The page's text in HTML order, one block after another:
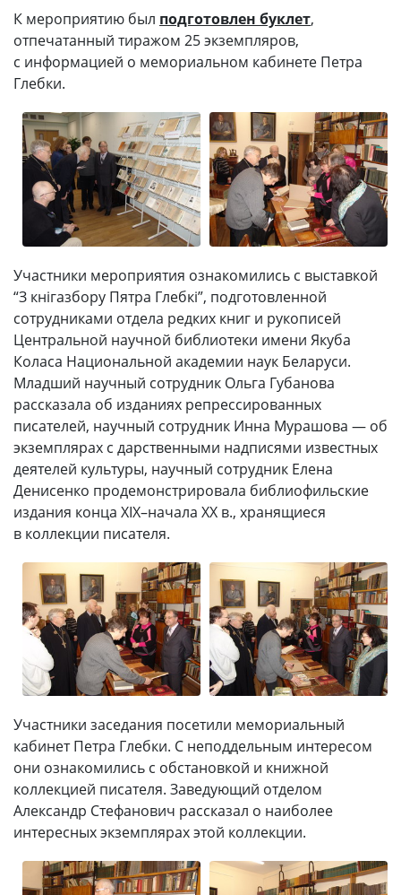
К мероприятию был подготовлен буклет,
отпечатанный тиражом 25 экземпляров,
с информацией о мемориальном кабинете Петра
Глебки.
Участники мероприятия ознакомились с выставкой
“З кнігазбору Пятра Глебкі”, подготовленной
сотрудниками отдела редких книг и рукописей
Центральной научной библиотеки имени Якуба
Коласа Национальной академии наук Беларуси.
Младший научный сотрудник Ольга Губанова
рассказала об изданиях репрессированных
писателей, научный сотрудник Инна Мурашова — об
экземплярах с дарственными надписями известных
деятелей культуры, научный сотрудник Елена
Денисенко продемонстрировала библиофильские
издания конца XIX–начала XX в., хранящиеся
в коллекции писателя.
Участники заседания посетили мемориальный
кабинет Петра Глебки. С неподдельным интересом
они ознакомились с обстановкой и книжной
коллекцией писателя. Заведующий отделом
Александр Стефанович рассказал о наиболее
интересных экземплярах этой коллекции.